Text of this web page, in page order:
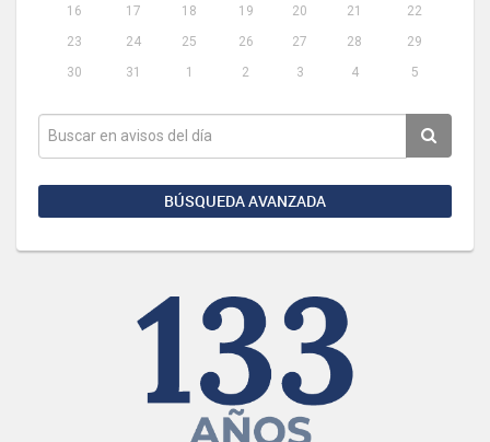
16
17 18 19 20 21
22
23
24 25 26 27 28
29
30
31 1 2 3 4 5
BÚSQUEDA AVANZADA